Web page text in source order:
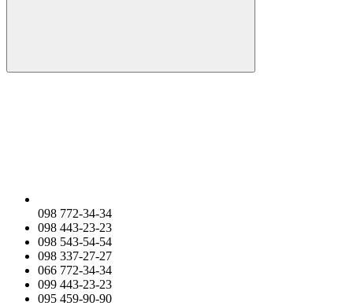
098 772-34-34
098 443-23-23
098 543-54-54
098 337-27-27
066 772-34-34
099 443-23-23
095 459-90-90